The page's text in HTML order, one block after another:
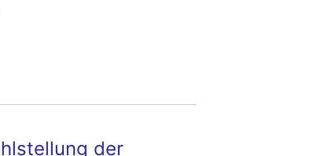
(Lumbago)?
der